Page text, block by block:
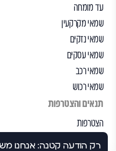
רק הודעה קטנה: אנחנו
עד מומחה
שמאי מקרקעין
שמאי נזקים
שמאי עסקים
שמאי רכב
שמאי רכוש
תנאים והצטרפות
הצטרפות